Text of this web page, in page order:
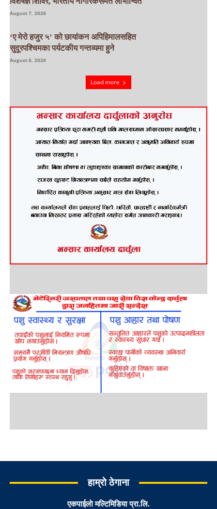
August 7, 2026
‘ए मेरो हजुर ५’ को छायांकन अपिहिमालसहित
सुदूरपश्चिमका पर्यटकीय गन्तव्यमा हुने
August 6, 2026
Load more
हाम्रो ठेगाना
एकपाईलाे मल्टिमिडिया प्रा.लि.